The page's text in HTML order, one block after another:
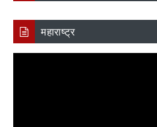
महाराष्ट्र